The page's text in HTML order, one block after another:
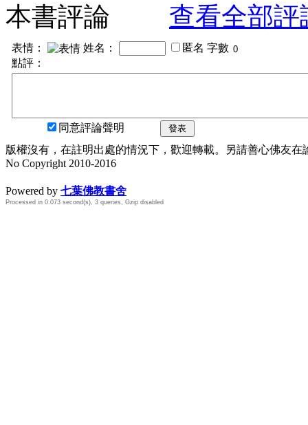
本書評論
查看全部評
表情： 姓名： 匿名 字數
點評：
同意評論聲明 發表
版權沒有，在註明出處的情況下，歡迎轉載。另請善心佛友
No Copyright 2010-2016
Powered by 七葉佛教書舍
Processed in 0.073 second(s), 3 queries, Gzip disabled